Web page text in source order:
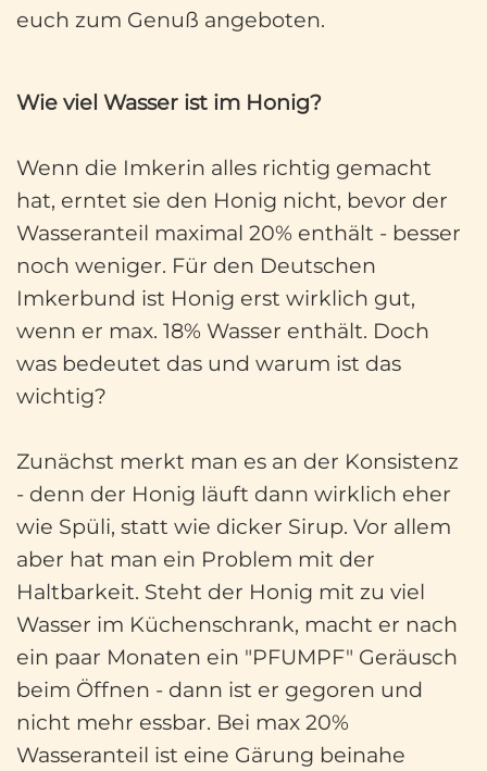
euch zum Genuß angeboten.
Wie viel Wasser ist im Honig?
Wenn die Imkerin alles richtig gemacht
hat, erntet sie den Honig nicht, bevor der
Wasseranteil maximal 20% enthält - besser
noch weniger. Für den Deutschen
Imkerbund ist Honig erst wirklich gut,
wenn er max. 18% Wasser enthält. Doch
was bedeutet das und warum ist das
wichtig?
Zunächst merkt man es an der Konsistenz
- denn der Honig läuft dann wirklich eher
wie Spüli, statt wie dicker Sirup. Vor allem
aber hat man ein Problem mit der
Haltbarkeit. Steht der Honig mit zu viel
Wasser im Küchenschrank, macht er nach
ein paar Monaten ein "PFUMPF" Geräusch
beim Öffnen - dann ist er gegoren und
nicht mehr essbar. Bei max 20%
Wasseranteil ist eine Gärung beinahe